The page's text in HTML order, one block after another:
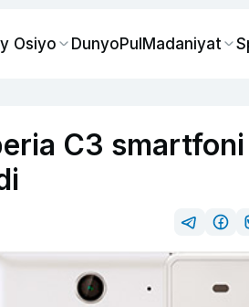
Osiyo DunyoPulMadaniyat
C3